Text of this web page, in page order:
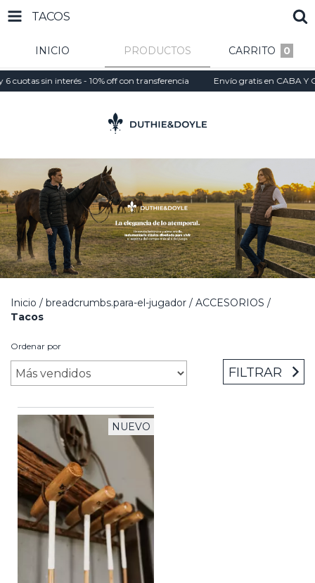
TACOS
INICIO PRODUCTOS CARRITO 0
sin interés - 10% off con transferencia Envío gratis en CABA Y
Inicio / breadcrumbs.para-el-jugador / ACCESORIOS /
Tacos
Ordenar por
FILTRAR
NUEVO